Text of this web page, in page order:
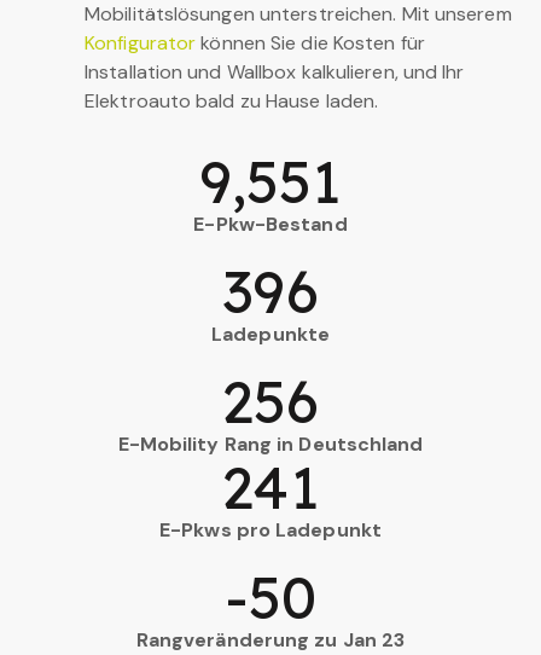
Mobilitätslösungen unterstreichen. Mit unserem
Konfiguratorkönnen Sie die Kosten für
Installation und Wallbox kalkulieren, und Ihr
Elektroauto bald zu Hause laden.
E-Pkw-Bestand
9,551
Ladepunkte
396
E-Mobility Rang in Deutschland
256
E-Pkws pro Ladepunkt
241
Rangveränderung zu Jan 23
-50